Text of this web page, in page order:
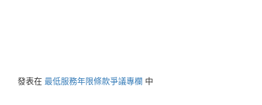
發表在 最低服務年限條款爭議專欄 中